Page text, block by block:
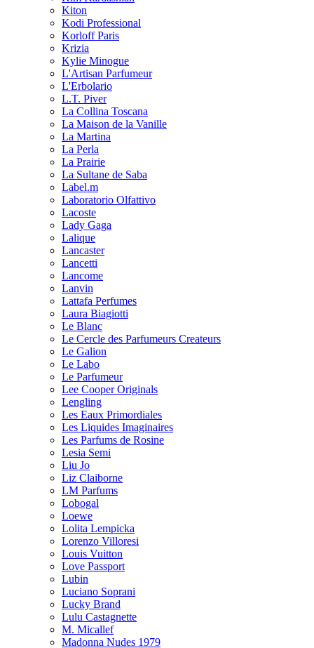
Kiton
Kodi Professional
Korloff Paris
Krizia
Kylie Minogue
L'Artisan Parfumeur
L'Erbolario
L.T. Piver
La Collina Toscana
La Maison de la Vanille
La Martina
La Perla
La Prairie
La Sultane de Saba
Label.m
Laboratorio Olfattivo
Lacoste
Lady Gaga
Lalique
Lancaster
Lancetti
Lancome
Lanvin
Lattafa Perfumes
Laura Biagiotti
Le Blanc
Le Cercle des Parfumeurs Createurs
Le Galion
Le Labo
Le Parfumeur
Lee Cooper Originals
Lengling
Les Eaux Primordiales
Les Liquides Imaginaires
Les Parfums de Rosine
Lesia Semi
Liu Jo
Liz Claiborne
LM Parfums
Lobogal
Loewe
Lolita Lempicka
Lorenzo Villoresi
Louis Vuitton
Love Passport
Lubin
Luciano Soprani
Lucky Brand
Lulu Castagnette
M. Micallef
Madonna Nudes 1979